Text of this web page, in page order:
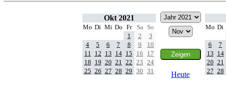
Okt 2021
Mo Di Mi Do Fr Sa
So
1
2
3
4
5 6 7 8 9
10
11
12 13 14 15 16
17
18 19 20 21 22 23
24
25 26 27 28 29 30 31 Heute
Mo Di
6
7
13 14
20 21
27 28